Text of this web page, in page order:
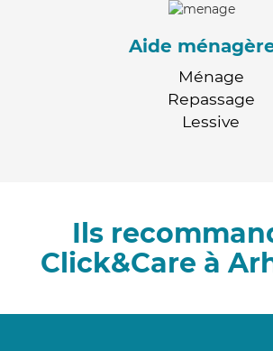
Aide
Ménage
Repassage
Lessive
Ils
Click&Care à